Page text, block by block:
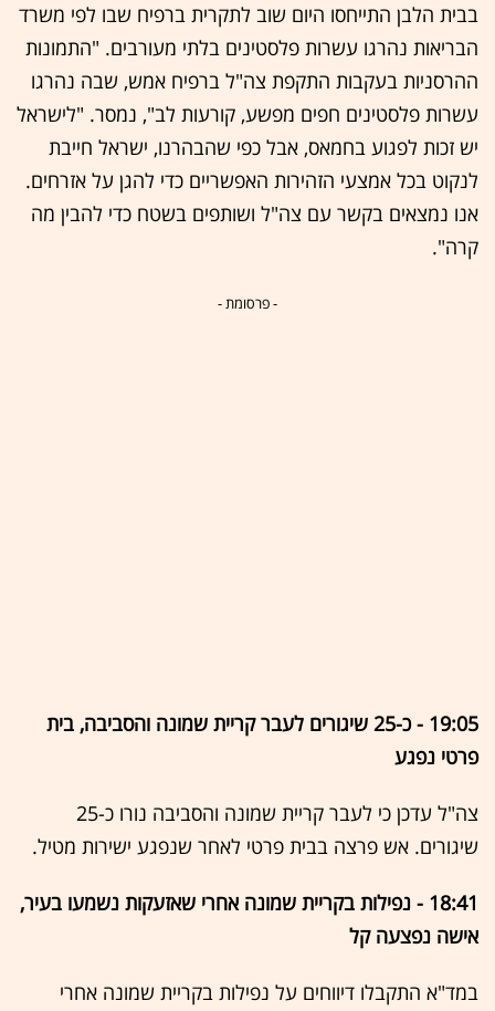
בבית הלבן התייחסו היום שוב לתקרית ברפיח שבו לפי משרד
הבריאות נהרגו עשרות פלסטינים בלתי מעורבים. "התמונות
ההרסניות בעקבות התקפת צה"ל ברפיח אמש, שבה נהרגו
עשרות פלסטינים חפים מפשע, קורעות לב", נמסר. "לישראל
יש זכות לפגוע בחמאס, אבל כפי שהבהרנו, ישראל חייבת
לנקוט בכל אמצעי הזהירות האפשריים כדי להגן על אזרחים.
אנו נמצאים בקשר עם צה"ל ושותפים בשטח כדי להבין מה
קרה".
- פרסומת -
19:05 - כ-25 שיגורים לעבר קריית שמונה והסביבה, בית
פרטי נפגע
צה"ל עדכן כי לעבר קריית שמונה והסביבה נורו כ-25
שיגורים. אש פרצה בבית פרטי לאחר שנפגע ישירות מטיל.
18:41 - נפילות בקריית שמונה אחרי שאזעקות נשמעו בעיר,
אישה נפצעה קל
במד"א התקבלו דיווחים על נפילות בקריית שמונה אחרי